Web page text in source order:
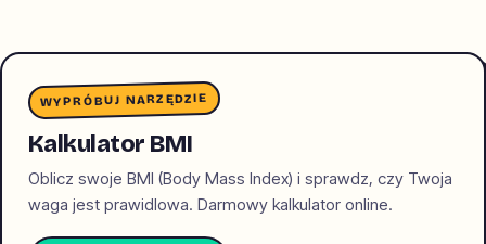
WYPRÓBUJ NARZĘDZIE
Kalkulator BMI
Oblicz swoje BMI (Body Mass Index) i sprawdz, czy Twoja
waga jest prawidlowa. Darmowy kalkulator online.